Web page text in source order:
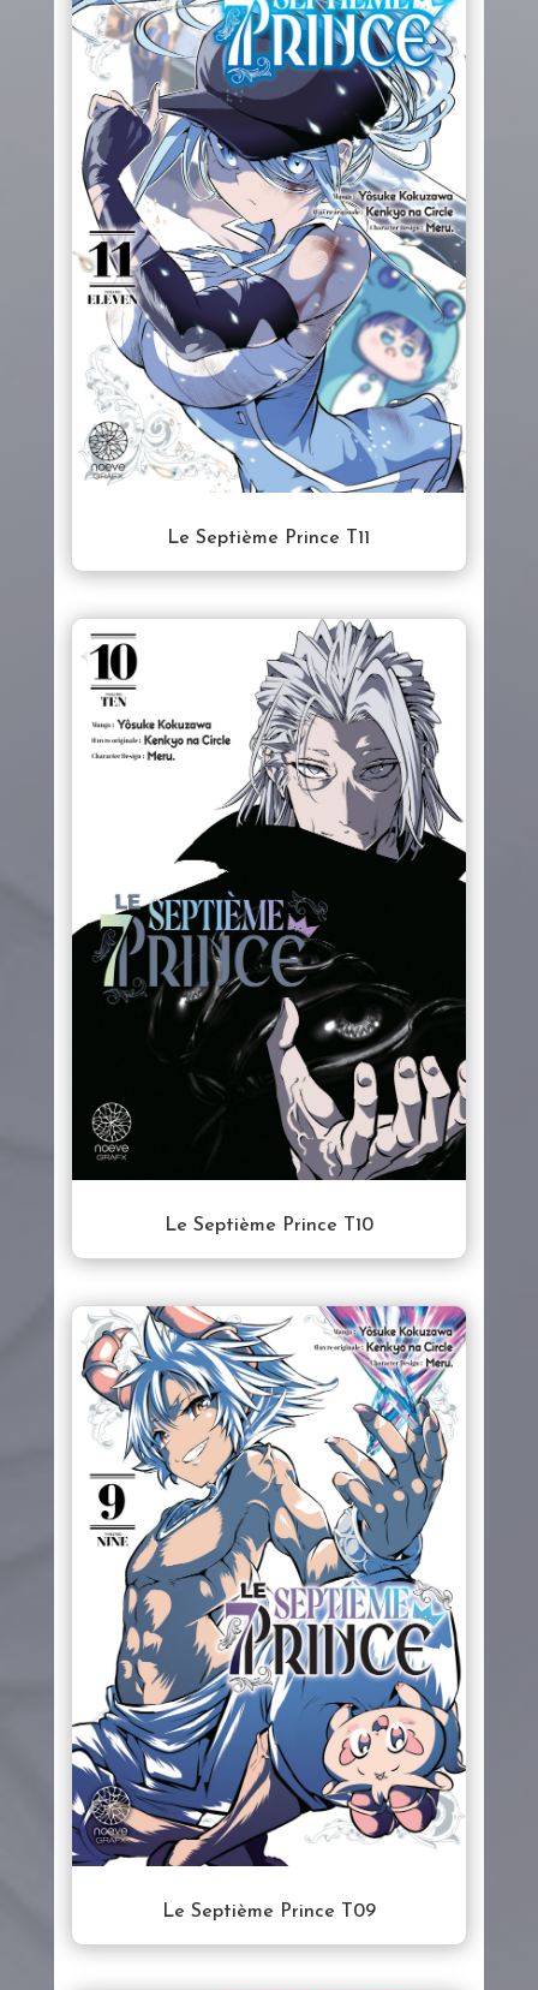
Le Septième Prince T11
Le Septième Prince T10
Le Septième Prince T09